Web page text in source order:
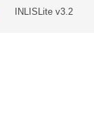
INLISLite v3.2